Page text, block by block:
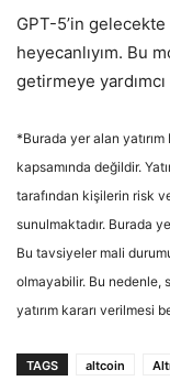
GPT-5’in
heyecanlıyım. Bu
getirmeye
*Burada yer alan yatırım
kapsamında değildir.
tarafından kişilerin risk
sunulmaktadır. Burada
Bu tavsiyeler mali
olmayabilir. Bu nedenle,
yatırım kararı verilmesi
TAGS altcoin